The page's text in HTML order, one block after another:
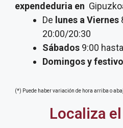
expendeduria en
De lunes a Viernes
20:00/20:30
Sábados 9:00
Domingos y
(*) Puede haber variación de hora arriba o
Localiza